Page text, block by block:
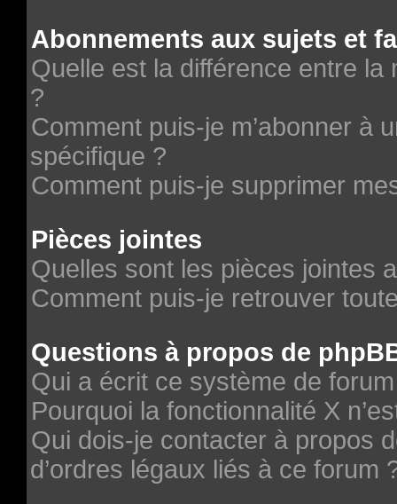
Abonnements aux sujets et
Quelle est la différence entre la
?
Comment puis-je m’abonner à
spécifique ?
Comment puis-je supprimer
Pièces jointes
Quelles sont les pièces jointes
Comment puis-je retrouver
Questions à propos de
Qui a écrit ce système de
Pourquoi la fonctionnalité X
Qui dois-je contacter à propos
d’ordres légaux liés à ce forum